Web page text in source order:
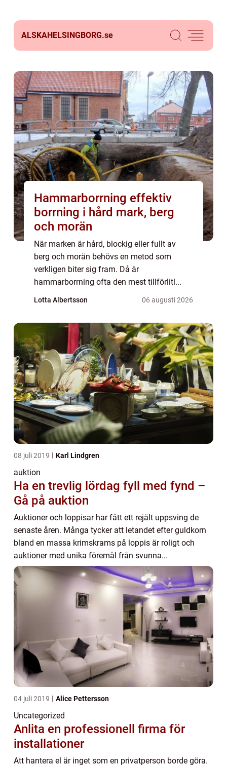
ALSKAHELSINGBORG.se
Hammarborrning effektiv
borrning i hård mark, berg
och morän
När marken är hård, blockig eller fullt av
berg och morän behövs en metod som
verkligen biter sig fram. Då är
hammarborrning ofta den mest tillförlitl...
Lotta Albertsson 06 augusti 2026
08 juli 2019 Karl Lindgren
auktion
Ha en trevlig lördag fyll med fynd –
Gå på auktion
Auktioner och loppisar har fått ett rejält uppsving de
senaste åren. Många tycker att letandet efter guldkorn
bland en massa krimskrams på loppis är roligt och
auktioner med unika föremål från svunna...
04 juli 2019 Alice Pettersson
Uncategorized
Anlita en professionell firma för
installationer
Att hantera el är inget som en privatperson borde göra.